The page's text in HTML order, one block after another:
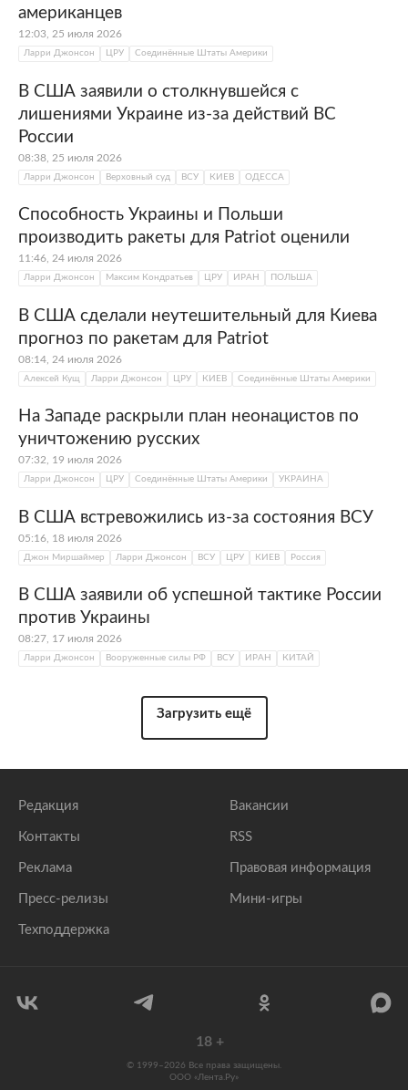
американцев
12:03, 25 июля 2026
Ларри Джонсон ЦРУ Соединённые Штаты Америки
В США заявили о столкнувшейся с
лишениями Украине из-за действий ВС
России
08:38, 25 июля 2026
Ларри Джонсон Верховный суд ВСУ КИЕВ ОДЕССА
Способность Украины и Польши
производить ракеты для Patriot оценили
11:46, 24 июля 2026
Ларри Джонсон Максим Кондратьев ЦРУ ИРАН ПОЛЬША
В США сделали неутешительный для Киева
прогноз по ракетам для Patriot
08:14, 24 июля 2026
Алексей Кущ Ларри Джонсон ЦРУ КИЕВ Соединённые Штаты Америки
На Западе раскрыли план неонацистов по
уничтожению русских
07:32, 19 июля 2026
Ларри Джонсон ЦРУ Соединённые Штаты Америки УКРАИНА
В США встревожились из-за состояния ВСУ
05:16, 18 июля 2026
Джон Миршаймер Ларри Джонсон ВСУ ЦРУ КИЕВ Россия
В США заявили об успешной тактике России
против Украины
08:27, 17 июля 2026
Ларри Джонсон Вооруженные силы РФ ВСУ ИРАН КИТАЙ
Загрузить ещё
Редакция
Контакты
Реклама
Пресс-релизы
Техподдержка
Вакансии
RSS
Правовая информация
Мини-игры
18 +
© 1999–2026 Все права защищены.
ООО «Лента.Ру»